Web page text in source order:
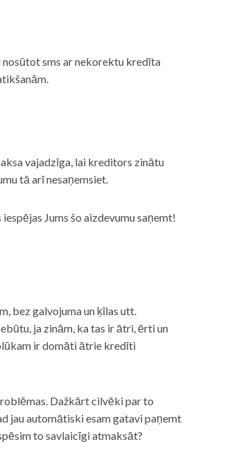
nosūtot sms ar nekorektu kredīta
vajadzīga, lai kreditors zinātu
tā arī nesaņemsiet.
Jums šo aizdevumu saņemt!
bez galvojuma un ķīlas utt.
ja zinām, ka tas ir ātri, ērti un
ir domāti ātrie kredīti
Dažkārt cilvēki par to
jau automātiski esam gatavi paņemt
to savlaicīgi atmaksāt?